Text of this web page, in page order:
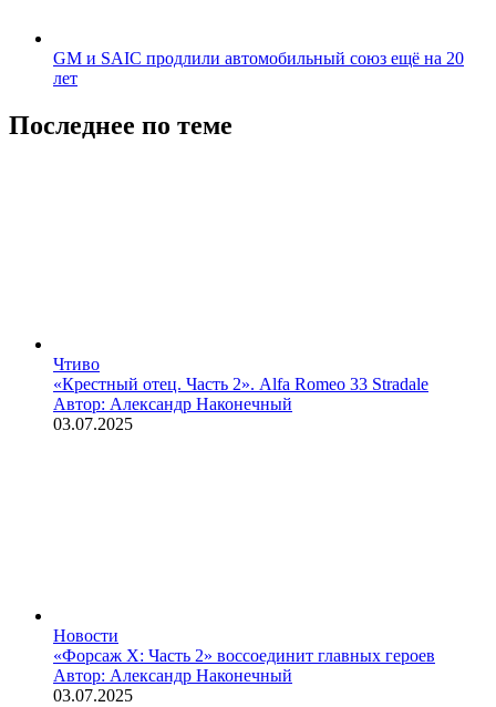
GM и SAIC продлили автомобильный союз ещё на 20
лет
Последнее по теме
Чтиво
«Крестный отец. Часть 2». Alfa Romeo 33 Stradale
Автор: Александр Наконечный
03.07.2025
Новости
«Форсаж X: Часть 2» воссоединит главных героев
Автор: Александр Наконечный
03.07.2025